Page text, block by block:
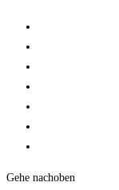
Gehe nachoben